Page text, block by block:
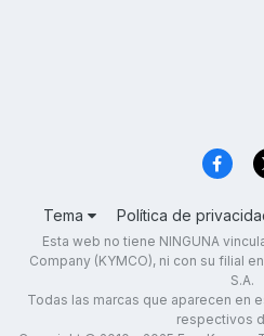
Tema Política de
Esta web no tiene NINGUNA
Company (KYMCO), ni con su filial
S.A.
Todas las marcas que aparecen en
respectivos